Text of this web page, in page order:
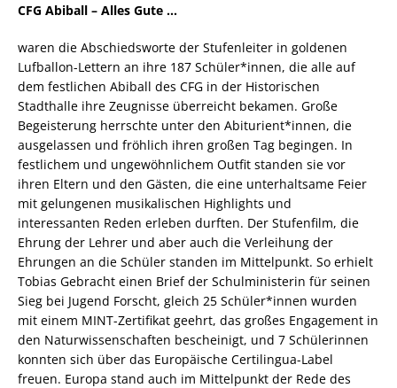
CFG Abiball – Alles Gute …
waren die Abschiedsworte der Stufenleiter in goldenen
Lufballon-Lettern an ihre 187 Schüler*innen, die alle auf
dem festlichen Abiball des CFG in der Historischen
Stadthalle ihre Zeugnisse überreicht bekamen. Große
Begeisterung herrschte unter den Abiturient*innen, die
ausgelassen und fröhlich ihren großen Tag begingen. In
festlichem und ungewöhnlichem Outfit standen sie vor
ihren Eltern und den Gästen, die eine unterhaltsame Feier
mit gelungenen musikalischen Highlights und
interessanten Reden erleben durften. Der Stufenfilm, die
Ehrung der Lehrer und aber auch die Verleihung der
Ehrungen an die Schüler standen im Mittelpunkt. So erhielt
Tobias Gebracht einen Brief der Schulministerin für seinen
Sieg bei Jugend Forscht, gleich 25 Schüler*innen wurden
mit einem MINT-Zertifikat geehrt, das großes Engagement in
den Naturwissenschaften bescheinigt, und 7 Schülerinnen
konnten sich über das Europäische Certilingua-Label
freuen. Europa stand auch im Mittelpunkt der Rede des